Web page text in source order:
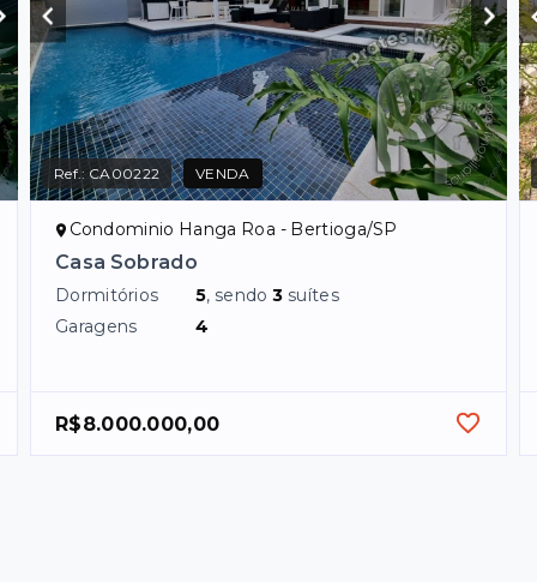
Ref.: CA00222 VENDA
Condominio Hanga Roa - Bertioga/SP
Casa Sobrado
Dormitórios 5, sendo3 suítes
Garagens
4
R$8.000.000,00